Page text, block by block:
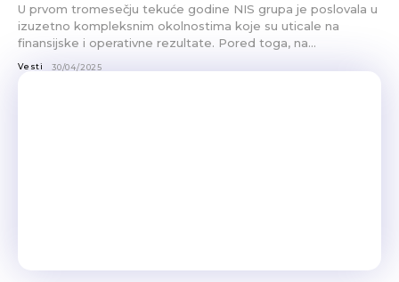
U prvom tromesečju tekuće godine NIS grupa je poslovala u
izuzetno kompleksnim okolnostima koje su uticale na
finansijske i operativne rezultate. Pored toga, na...
Vesti 30/04/2025